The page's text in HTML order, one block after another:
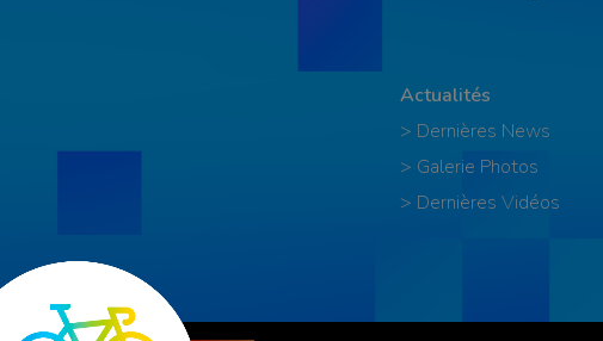
Actualités
> Dernières News
> Galerie Photos
> Dernières Vidéos